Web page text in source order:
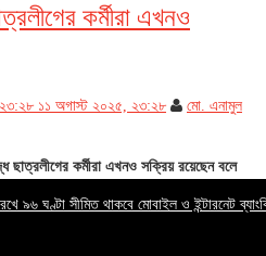
কর্মীরা এখনও
১১ অগাস্ট ২০২৫, ২৩:২৮
মো. এনামুল
ছাত্রলীগের কর্মীরা এখনও সক্রিয় রয়েছেন বলে
রাকিব। তিনি বলেছেন, ‘আমাদের কাছে
সীমিত থাকবে মোবাইল ও ইন্টারনেট ব্যাংকিং